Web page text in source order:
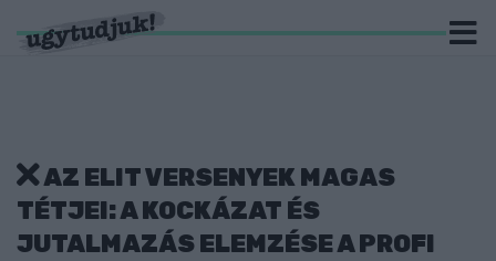
AZ ELIT VERSENYEK MAGAS
TÉTJEI: A KOCKÁZAT ÉS
JUTALMAZÁS ELEMZÉSE A PROFI